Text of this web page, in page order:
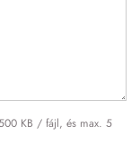
KB / fájl, és max. 5